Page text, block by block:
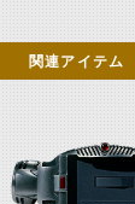
関連アイテム